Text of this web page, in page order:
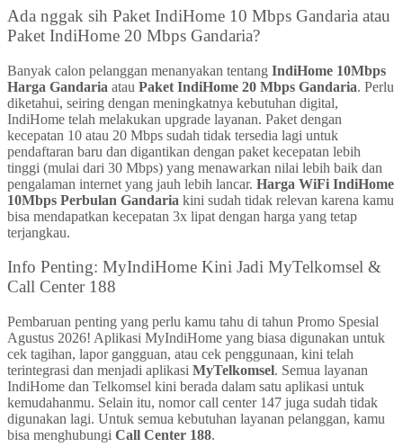
Ada nggak sih Paket IndiHome 10 Mbps Gandaria atau
Paket IndiHome 20 Mbps Gandaria?
Banyak calon pelanggan menanyakan tentang IndiHome 10Mbps
Harga Gandaria atau Paket IndiHome 20 Mbps Gandaria. Perlu
diketahui, seiring dengan meningkatnya kebutuhan digital,
IndiHome telah melakukan upgrade layanan. Paket dengan
kecepatan 10 atau 20 Mbps sudah tidak tersedia lagi untuk
pendaftaran baru dan digantikan dengan paket kecepatan lebih
tinggi (mulai dari 30 Mbps) yang menawarkan nilai lebih baik dan
pengalaman internet yang jauh lebih lancar. Harga WiFi IndiHome
10Mbps Perbulan Gandaria kini sudah tidak relevan karena kamu
bisa mendapatkan kecepatan 3x lipat dengan harga yang tetap
terjangkau.
Info Penting: MyIndiHome Kini Jadi MyTelkomsel &
Call Center 188
Pembaruan penting yang perlu kamu tahu di tahun Promo Spesial
Agustus 2026! Aplikasi MyIndiHome yang biasa digunakan untuk
cek tagihan, lapor gangguan, atau cek penggunaan, kini telah
terintegrasi dan menjadi aplikasi MyTelkomsel. Semua layanan
IndiHome dan Telkomsel kini berada dalam satu aplikasi untuk
kemudahanmu. Selain itu, nomor call center 147 juga sudah tidak
digunakan lagi. Untuk semua kebutuhan layanan pelanggan, kamu
bisa menghubungi Call Center 188.